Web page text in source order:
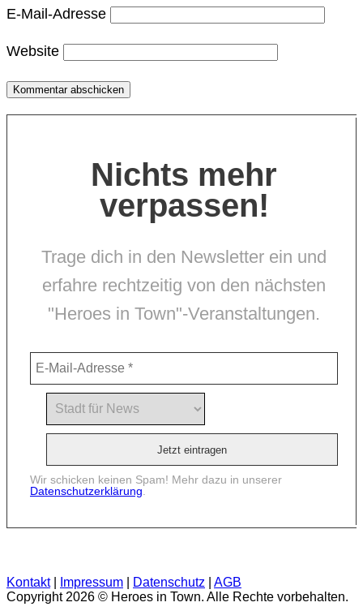
E-Mail-Adresse
Website
Nichts mehr
verpassen!
Trage dich in den Newsletter ein und
erfahre rechtzeitig von den nächsten
"Heroes in Town"-Veranstaltungen.
Wir schicken keinen Spam! Mehr dazu in unserer
Datenschutzerklärung
Kontakt| Impressum Datenschutz
AGB
Copyright 2026 © Heroes in Town. Alle Rechte vorbehalten.